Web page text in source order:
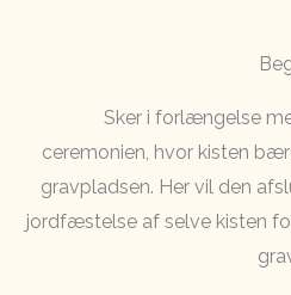
Sker i forlængelse
ceremonien, hvor kisten
gravpladsen. Her vil den
jordfæstelse af selve kisten